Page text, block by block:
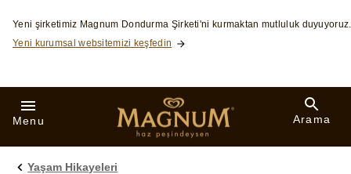
Skip to:
Yeni şirketimiz Magnum Dondurma Şirketi'ni kurmaktan mutluluk duyuyoruz.
Yeni kurumsal websitemizi keşfedin
Menu Arama
Yaşam Hikayeleri